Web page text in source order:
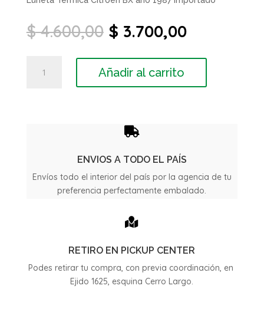
$4.600,00 El
precio
original
era:
$ 4.600,00.
$ 3.700,00El
actual
$
Luneta
Añadir al carrito

ENVIOS A TODO EL PAÍS
Envíos todo el interior del país por la agencia de tu
preferencia perfectamente embalado.

RETIRO EN PICKUP CENTER
Podes retirar tu compra, con previa coordinación, en
Ejido 1625, esquina Cerro Largo.